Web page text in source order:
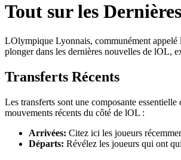
Tout sur les
LOlympique Lyonnais, communément appelé
plonger dans les dernières nouvelles de lOL,
Transferts Récents
Les transferts sont une composante
mouvements récents du côté de lOL :
Arrivées: Citez ici les joueurs
Départs: Révélez les joueurs qui ont